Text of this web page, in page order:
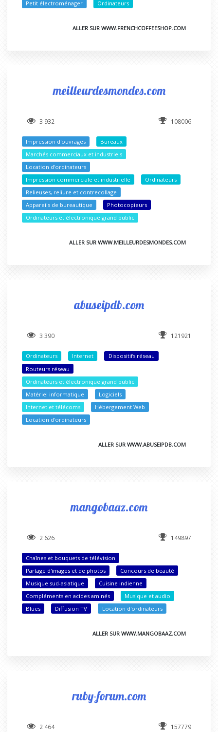
Petit électroménager Ordinateurs
ALLER SUR WWW.FRENCHCOFFEESHOP.COM
meilleurdesmondes.com
3 932 108006
Impression d'ouvrages
Bureaux
Marchés commerciaux et industriels
Location d'ordinateurs
Impression commerciale et industrielle
Ordinateurs
Relieuses, reliure et contrecollage
Appareils de bureautique
Photocopieurs
Ordinateurs et électronique grand public
ALLER SUR WWW.MEILLEURDESMONDES.COM
abuseipdb.com
3 390 121921
Ordinateurs Internet
Dispositifs réseau
Routeurs réseau
Ordinateurs et électronique grand public
Matériel informatique
Logiciels
Internet et télécoms
Hébergement Web
Location d'ordinateurs
ALLER SUR WWW.ABUSEIPDB.COM
mangobaaz.com
2 626 149897
Chaînes et bouquets de télévision
Partage d'images et de photos
Concours de beauté
Musique sud-asiatique
Cuisine indienne
Compléments en acides aminés
Musique et audio
Blues
Diffusion TV Location d'ordinateurs
ALLER SUR WWW.MANGOBAAZ.COM
ruby-forum.com
2 464 157779